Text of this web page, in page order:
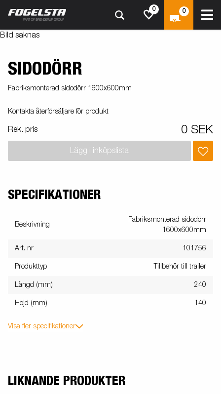
0 0
Bild saknas
SIDODÖRR
Fabriksmonterad sidodörr 1600x600mm
Kontakta återförsäljare för produkt
Rek. pris 0 SEK
Lägg i inköpslista
SPECIFIKATIONER
Beskrivning
Fabriksmonterad sidodörr
1600x600mm
Art. nr 101756
Produkttyp Tillbehör till trailer
Längd (mm) 240
Höjd (mm) 140
Visa fler specifikationer
LIKNANDE PRODUKTER